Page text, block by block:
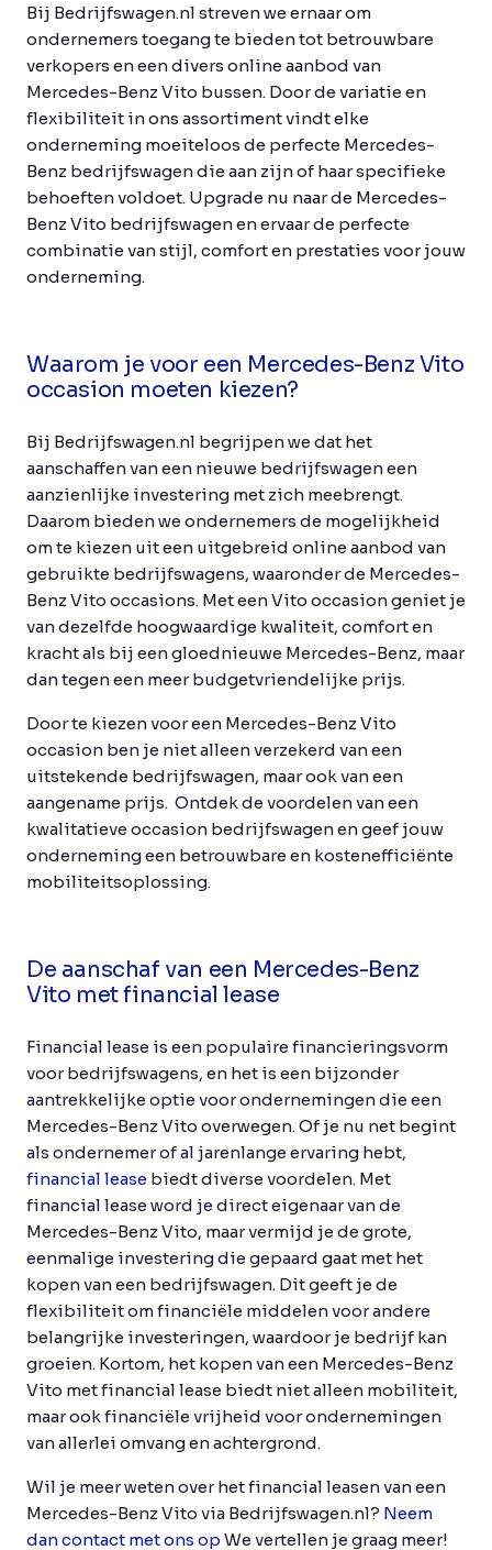
Bij Bedrijfswagen.nl streven we ernaar om
ondernemers toegang te bieden tot betrouwbare
verkopers en een divers online aanbod van
Mercedes-Benz Vito bussen. Door de variatie en
flexibiliteit in ons assortiment vindt elke
onderneming moeiteloos de perfecte Mercedes-
Benz bedrijfswagen die aan zijn of haar specifieke
behoeften voldoet. Upgrade nu naar de Mercedes-
Benz Vito bedrijfswagen en ervaar de perfecte
combinatie van stijl, comfort en prestaties voor jouw
onderneming.
Waarom je voor een Mercedes-Benz Vito
occasion moeten kiezen?
Bij Bedrijfswagen.nl begrijpen we dat het
aanschaffen van een nieuwe bedrijfswagen een
aanzienlijke investering met zich meebrengt.
Daarom bieden we ondernemers de mogelijkheid
om te kiezen uit een uitgebreid online aanbod van
gebruikte bedrijfswagens, waaronder de Mercedes-
Benz Vito occasions. Met een Vito occasion geniet je
van dezelfde hoogwaardige kwaliteit, comfort en
kracht als bij een gloednieuwe Mercedes-Benz, maar
dan tegen een meer budgetvriendelijke prijs.
Door te kiezen voor een Mercedes-Benz Vito
occasion ben je niet alleen verzekerd van een
uitstekende bedrijfswagen, maar ook van een
aangename prijs. Ontdek de voordelen van een
kwalitatieve occasion bedrijfswagen en geef jouw
onderneming een betrouwbare en kostenefficiënte
mobiliteitsoplossing.
De aanschaf van een Mercedes-Benz
Vito met financial lease
Financial lease is een populaire financieringsvorm
voor bedrijfswagens, en het is een bijzonder
aantrekkelijke optie voor ondernemingen die een
Mercedes-Benz Vito overwegen. Of je nu net begint
als ondernemer of al jarenlange ervaring hebt,
financial lease biedt diverse voordelen. Met
financial lease word je direct eigenaar van de
Mercedes-Benz Vito, maar vermijd je de grote,
eenmalige investering die gepaard gaat met het
kopen van een bedrijfswagen. Dit geeft je de
flexibiliteit om financiële middelen voor andere
belangrijke investeringen, waardoor je bedrijf kan
groeien. Kortom, het kopen van een Mercedes-Benz
Vito met financial lease biedt niet alleen mobiliteit,
maar ook financiële vrijheid voor ondernemingen
van allerlei omvang en achtergrond.
Wil je meer weten over het financial leasen van een
Mercedes-Benz Vito via Bedrijfswagen.nl? Neem
dan contact met ons op We vertellen je graag meer!